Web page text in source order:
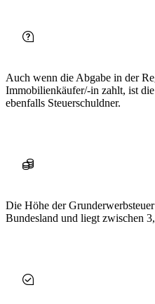
Auch wenn die Abgabe in der
Immobilienkäufer/-in zahlt, ist
ebenfalls Steuerschuldner.
Die Höhe der
Bundesland und liegt zwischen